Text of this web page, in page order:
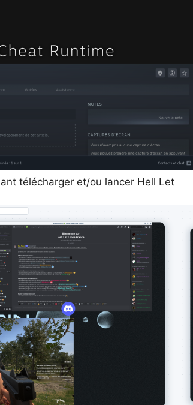
télécharger et/ou lancer Hell Let